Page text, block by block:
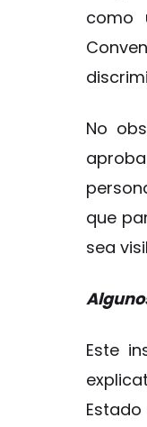
como
No
que
sea
Este